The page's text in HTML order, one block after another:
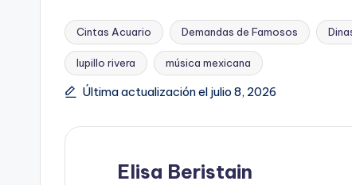
e
b
o
k
ts
A
p
y
Li
n
e
st
p
ar
ti
Etiquetas:
Cintas Acuario Demandas de Famosos
lupillo rivera música mexicana
Última actualización el julio 8, 2026
Elisa Beristain